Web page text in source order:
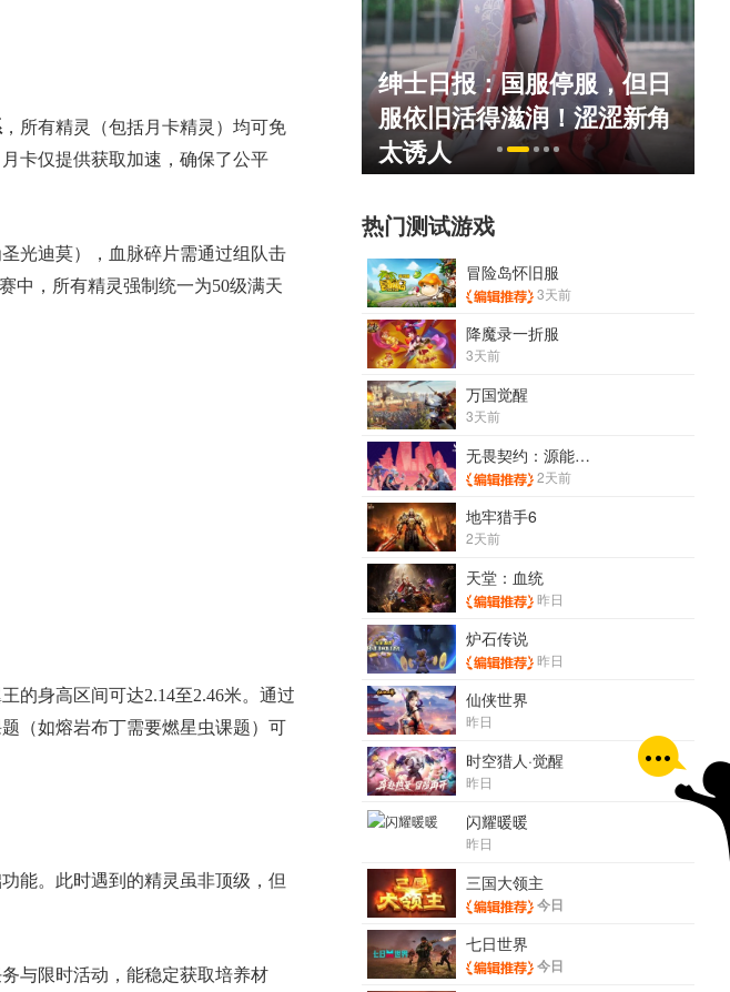
，所有精灵（包括月卡精灵）均可免
卡仅提供获取加速，确保了公平
光迪莫），血脉碎片需通过组队击
中，所有精灵强制统一为50级满天
的身高区间可达2.14至2.46米。通过
（如熔岩布丁需要燃星虫课题）可
能。此时遇到的精灵虽非顶级，但
与限时活动，能稳定获取培养材
的囧图集（1169）
绅士日报：国服停服，但日
服依旧活得滋润！涩涩新角
太诱人
热门测试游戏
冒险岛怀旧服
3天前
降魔录一折服
3天前
万国觉醒
3天前
无畏契约：源能行动
2天前
地牢猎手6
2天前
天堂：血统
昨日
炉石传说
昨日
仙侠世界
昨日
时空猎人·觉醒
昨日
闪耀暖暖
昨日
三国大领主
今日
七日世界
今日